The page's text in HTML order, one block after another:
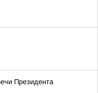
Президента